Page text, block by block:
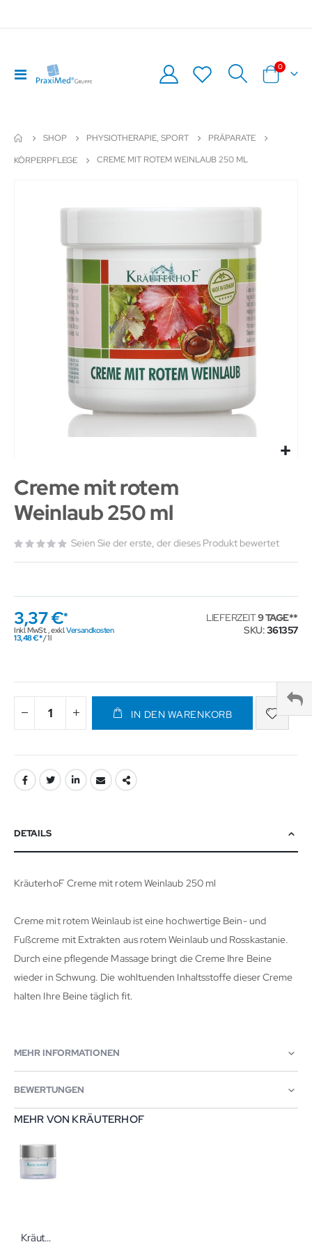
Navigation
umschalten
Warenkorb
0Artikel
SHOP PHYSIOTHERAPIE, SPORT
PRÄPARATE
KÖRPERPFLEGE
CREME MIT ROTEM WEINLAUB 250 ML
Creme mit rotem
Weinlaub 250 ml
Seien Sie der erste, der dieses Produkt bewertet
3,37 €
Inkl. MwSt.,exkl.Versandkosten
13,48 € / 1 l
LIEFERZEIT9 TAGE
SKU 361357
IN DEN WARENKORB
DETAILS
KräuterhoF Creme mit rotem Weinlaub 250 ml
Creme mit rotem Weinlaub ist eine hochwertige Bein- und
Fußcreme mit Extrakten aus rotem Weinlaub und Rosskastanie.
Durch eine pflegende Massage bringt die Creme Ihre Beine
wieder in Schwung. Die wohltuenden Inhaltsstoffe dieser Creme
halten Ihre Beine täglich fit.
MEHR INFORMATIONEN
BEWERTUNGEN
MEHR VON KRÄUTERHOF
KräuterhoF Tagescreme Hyaluron+Phytokomplex 50 ml